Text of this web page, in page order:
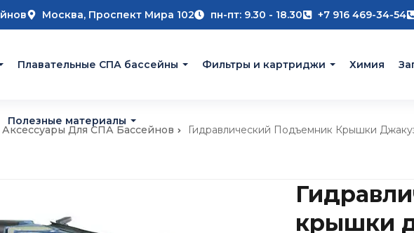
Москва, Проспект Мира 102 пн-пт: 9.30 - 18.30 +7 916 469-34-54
Плавательные СПА бассейны Фильтры и картриджи Химия
Полезные материалы
Аксессуары Для СПА Бассейнов Гидравлический Подъемник Крышки
крышки